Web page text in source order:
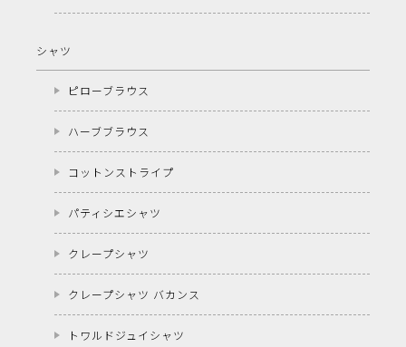
シャツ
ピローブラウス
ハーブブラウス
コットンストライプ
パティシエシャツ
クレープシャツ
クレープシャツ バカンス
トワルドジュイシャツ